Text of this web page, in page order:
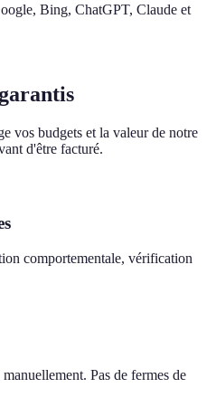
Bing, ChatGPT, Claude et
vos budgets et la valeur de notre
d'être facturé.
comportementale, vérification
Pas de fermes de